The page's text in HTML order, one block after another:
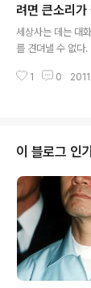
멸시하고 혐호하
없는데 말이다.
조롱하고 있는데
는 시점에 색깔에
우리가 답습하는
려면 큰소리가
세상사는 데는 대
를 견뎌낼 수 없다.
글인데 그 당시나
다방은 유난히 떠
전이고 쉬지않고
도 없으니까 술이
오르겠지만 이런
학동창들이 오랫
말 망년회를 가졌
1 0
이 블로그 인